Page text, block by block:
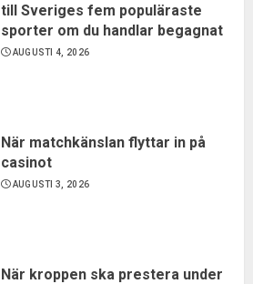
till Sveriges fem populäraste
sporter om du handlar begagnat
AUGUSTI 4, 2026
När matchkänslan flyttar in på
casinot
AUGUSTI 3, 2026
När kroppen ska prestera under